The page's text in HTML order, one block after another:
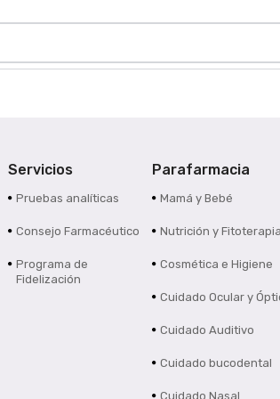
Servicios
Pruebas analíticas
Consejo Farmacéutico
Programa de
Fidelización
Parafarmacia
Mamá y Bebé
Nutrición y Fitoterapia
Cosmética e Higiene
Cuidado Ocular y
Cuidado Auditivo
Cuidado bucodental
Cuidado Nasal